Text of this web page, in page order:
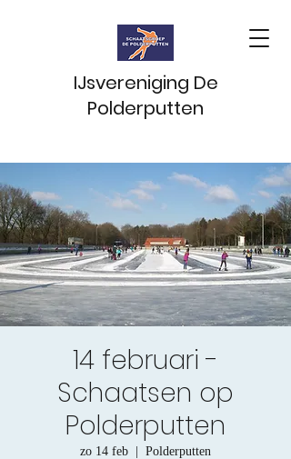
IJsvereniging De
Polderputten
14 februari -
Schaatsen op
Polderputten
zo 14 feb Polderputten